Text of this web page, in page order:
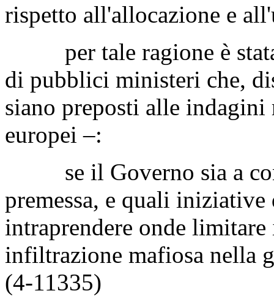
rispetto all'allocazione e
per tale ragione è
di pubblici ministeri che,
siano preposti alle
europei –:
se il Governo sia a
premessa, e quali
intraprendere onde
infiltrazione mafiosa nella
(4-11335)